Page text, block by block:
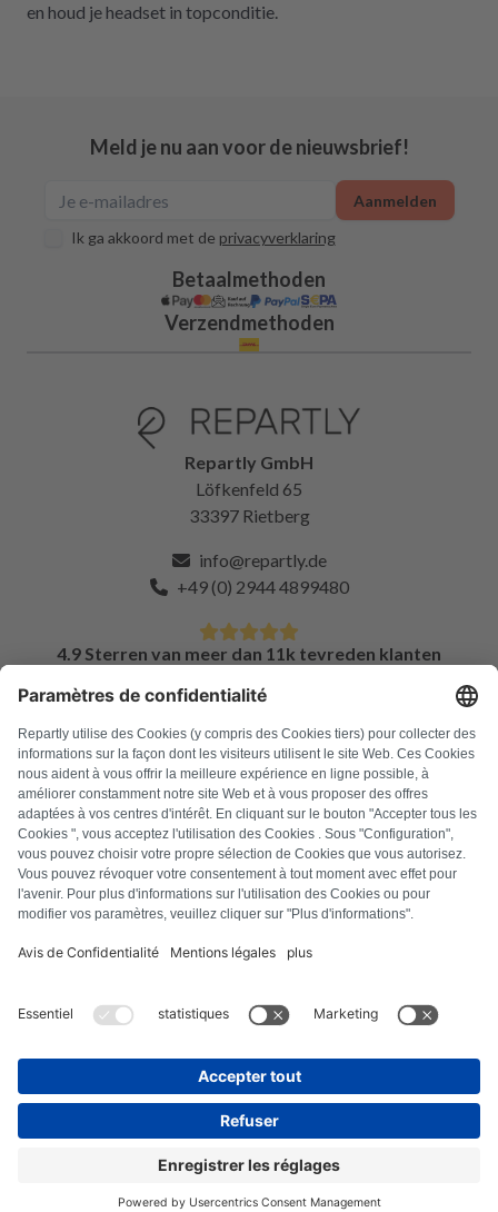
en houd je headset in topconditie.
Meld je nu aan voor de nieuwsbrief!
Ik ga akkoord met de privacyverklaring
Aanmelden
Betaalmethoden
Verzendmethoden
Repartly GmbH
Löfkenfeld 65
33397 Rietberg
info@repartly.de
+49 (0) 2944 4899480
4.9 Sterren van meer dan 11k tevreden klanten
FAQ
Alle foutcodes
Over ons
Druk op
Colofon
Algemene voorwaarden
Cookiebeleid
Contract herroepen
© Repartly 2026